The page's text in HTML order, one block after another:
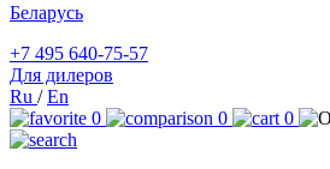
Беларусь
+7 495 640-75-57
Для дилеров
Ru /En
0
0 0